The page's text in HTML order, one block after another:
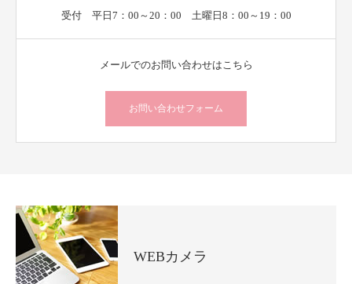
受付 平日7：00～20：00 土曜日8：00～19：00
メールでのお問い合わせはこちら
お問い合わせフォーム
WEBカメラ